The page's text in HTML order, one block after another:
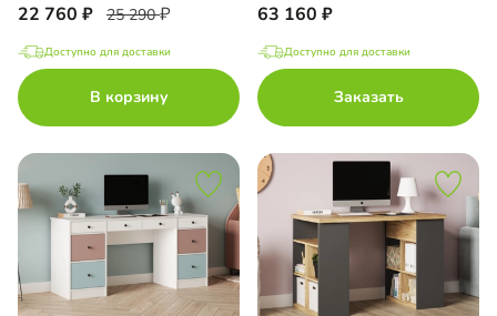
22 760 25 290
Доступно для доставки
В корзину
63 160
Доступно для доставки
Заказать